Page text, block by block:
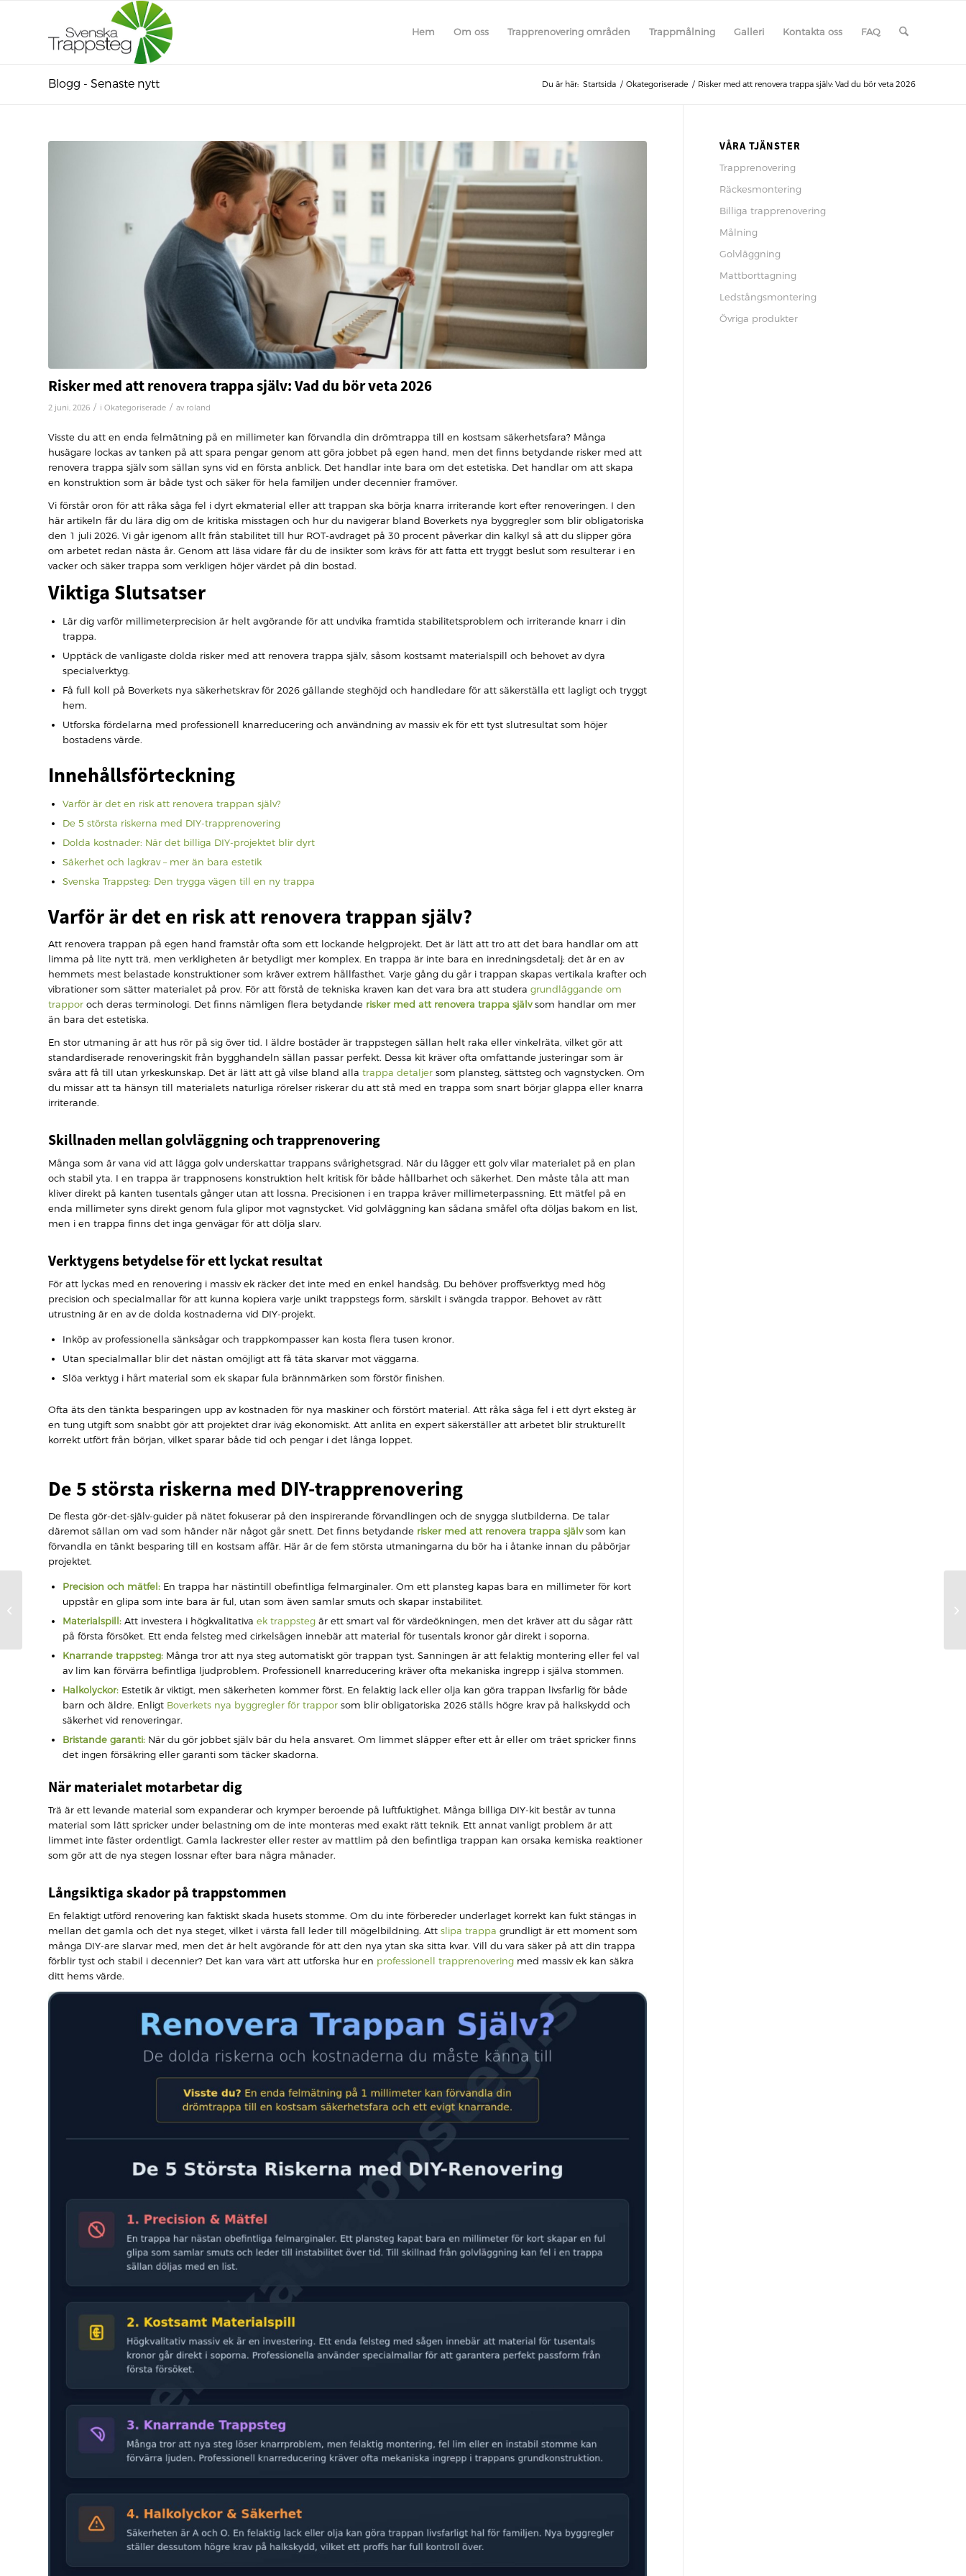
Hem Om oss Trapprenovering områden Trappmålning Galleri Kontakta oss FAQ
Blogg - Senaste nytt Du är här: Startsida / Okategoriserade / Risker med att renovera trappa själv: Vad du bör veta 2026
Risker med att renovera trappa själv: Vad du bör veta 2026
2 juni, 2026 / i Okategoriserade / av roland
Visste du att en enda felmätning på en millimeter kan förvandla din drömtrappa till en kostsam säkerhetsfara? Många
husägare lockas av tanken på att spara pengar genom att göra jobbet på egen hand, men det finns betydande risker med att
renovera trappa själv som sällan syns vid en första anblick. Det handlar inte bara om det estetiska. Det handlar om att skapa
en konstruktion som är både tyst och säker för hela familjen under decennier framöver.
Vi förstår oron för att råka såga fel i dyrt ekmaterial eller att trappan ska börja knarra irriterande kort efter renoveringen. I den
här artikeln får du lära dig om de kritiska misstagen och hur du navigerar bland Boverkets nya byggregler som blir obligatoriska
den 1 juli 2026. Vi går igenom allt från stabilitet till hur ROT-avdraget på 30 procent påverkar din kalkyl så att du slipper göra
om arbetet redan nästa år. Genom att läsa vidare får du de insikter som krävs för att fatta ett tryggt beslut som resulterar i en
vacker och säker trappa som verkligen höjer värdet på din bostad.
Viktiga Slutsatser
Lär dig varför millimeterprecision är helt avgörande för att undvika framtida stabilitetsproblem och irriterande knarr i din
trappa.
Upptäck de vanligaste dolda risker med att renovera trappa själv, såsom kostsamt materialspill och behovet av dyra
specialverktyg.
Få full koll på Boverkets nya säkerhetskrav för 2026 gällande steghöjd och handledare för att säkerställa ett lagligt och tryggt
hem.
Utforska fördelarna med professionell knarreducering och användning av massiv ek för ett tyst slutresultat som höjer
bostadens värde.
Innehållsförteckning
Varför är det en risk att renovera trappan själv?
De 5 största riskerna med DIY-trapprenovering
Dolda kostnader: När det billiga DIY-projektet blir dyrt
Säkerhet och lagkrav – mer än bara estetik
Svenska Trappsteg: Den trygga vägen till en ny trappa
Varför är det en risk att renovera trappan själv?
Att renovera trappan på egen hand framstår ofta som ett lockande helgprojekt. Det är lätt att tro att det bara handlar om att
limma på lite nytt trä, men verkligheten är betydligt mer komplex. En trappa är inte bara en inredningsdetalj; det är en av
hemmets mest belastade konstruktioner som kräver extrem hållfasthet. Varje gång du går i trappan skapas vertikala krafter och
vibrationer som sätter materialet på prov. För att förstå de tekniska kraven kan det vara bra att studera grundläggande om
trappor och deras terminologi. Det finns nämligen flera betydande risker med att renovera trappa självsom handlar om mer
än bara det estetiska.
En stor utmaning är att hus rör på sig över tid. I äldre bostäder är trappstegen sällan helt raka eller vinkelräta, vilket gör att
standardiserade renoveringskit från bygghandeln sällan passar perfekt. Dessa kit kräver ofta omfattande justeringar som är
svåra att få till utan yrkeskunskap. Det är lätt att gå vilse bland alla trappa detaljer som plansteg, sättsteg och vagnstycken. Om
du missar att ta hänsyn till materialets naturliga rörelser riskerar du att stå med en trappa som snart börjar glappa eller knarra
irriterande.
Skillnaden mellan golvläggning och trapprenovering
Många som är vana vid att lägga golv underskattar trappans svårighetsgrad. När du lägger ett golv vilar materialet på en plan
och stabil yta. I en trappa är trappnosens konstruktion helt kritisk för både hållbarhet och säkerhet. Den måste tåla att man
kliver direkt på kanten tusentals gånger utan att lossna. Precisionen i en trappa kräver millimeterpassning. Ett mätfel på en
enda millimeter syns direkt genom fula glipor mot vagnstycket. Vid golvläggning kan sådana småfel ofta döljas bakom en list,
men i en trappa finns det inga genvägar för att dölja slarv.
Verktygens betydelse för ett lyckat resultat
För att lyckas med en renovering i massiv ek räcker det inte med en enkel handsåg. Du behöver proffsverktyg med hög
precision och specialmallar för att kunna kopiera varje unikt trappstegs form, särskilt i svängda trappor. Behovet av rätt
utrustning är en av de dolda kostnaderna vid DIY-projekt.
Inköp av professionella sänksågar och trappkompasser kan kosta flera tusen kronor.
Utan specialmallar blir det nästan omöjligt att få täta skarvar mot väggarna.
Slöa verktyg i hårt material som ek skapar fula brännmärken som förstör finishen.
Ofta äts den tänkta besparingen upp av kostnaden för nya maskiner och förstört material. Att råka såga fel i ett dyrt eksteg är
en tung utgift som snabbt gör att projektet drar iväg ekonomiskt. Att anlita en expert säkerställer att arbetet blir strukturellt
korrekt utfört från början, vilket sparar både tid och pengar i det långa loppet.
De 5 största riskerna med DIY-trapprenovering
De flesta gör-det-själv-guider på nätet fokuserar på den inspirerande förvandlingen och de snygga slutbilderna. De talar
däremot sällan om vad som händer när något går snett. Det finns betydande risker med att renovera trappa självsom kan
förvandla en tänkt besparing till en kostsam affär. Här är de fem största utmaningarna du bör ha i åtanke innan du påbörjar
projektet.
Precision och mätfel: En trappa har nästintill obefintliga felmarginaler. Om ett plansteg kapas bara en millimeter för kort
uppstår en glipa som inte bara är ful, utan som även samlar smuts och skapar instabilitet.
Materialspill: Att investera i högkvalitativa ek trappsteg är ett smart val för värdeökningen, men det kräver att du sågar rätt
på första försöket. Ett enda felsteg med cirkelsågen innebär att material för tusentals kronor går direkt i soporna.
Knarrande trappsteg: Många tror att nya steg automatiskt gör trappan tyst. Sanningen är att felaktig montering eller fel val
av lim kan förvärra befintliga ljudproblem. Professionell knarreducering kräver ofta mekaniska ingrepp i själva stommen.
Halkolyckor: Estetik är viktigt, men säkerheten kommer först. En felaktig lack eller olja kan göra trappan livsfarlig för både
barn och äldre. Enligt Boverkets nya byggregler för trappor som blir obligatoriska 2026 ställs högre krav på halkskydd och
säkerhet vid renoveringar.
Bristande garanti: När du gör jobbet själv bär du hela ansvaret. Om limmet släpper efter ett år eller om träet spricker finns
det ingen försäkring eller garanti som täcker skadorna.
När materialet motarbetar dig
Trä är ett levande material som expanderar och krymper beroende på luftfuktighet. Många billiga DIY-kit består av tunna
material som lätt spricker under belastning om de inte monteras med exakt rätt teknik. Ett annat vanligt problem är att
limmet inte fäster ordentligt. Gamla lackrester eller rester av mattlim på den befintliga trappan kan orsaka kemiska reaktioner
som gör att de nya stegen lossnar efter bara några månader.
Långsiktiga skador på trappstommen
En felaktigt utförd renovering kan faktiskt skada husets stomme. Om du inte förbereder underlaget korrekt kan fukt stängas in
mellan det gamla och det nya steget, vilket i värsta fall leder till mögelbildning. Att slipa trappa grundligt är ett moment som
många DIY-are slarvar med, men det är helt avgörande för att den nya ytan ska sitta kvar. Vill du vara säker på att din trappa
förblir tyst och stabil i decennier? Det kan vara värt att utforska hur en professionell trapprenovering med massiv ek kan säkra
ditt hems värde.
VÅRA TJÄNSTER
Trapprenovering
Räckesmontering
Billiga trapprenovering
Målning
Golvläggning
Mattborttagning
Ledstångsmontering
Övriga produkter
Skötselråd för
renoverad trappa: Så
bevarar du din
investering (2026)